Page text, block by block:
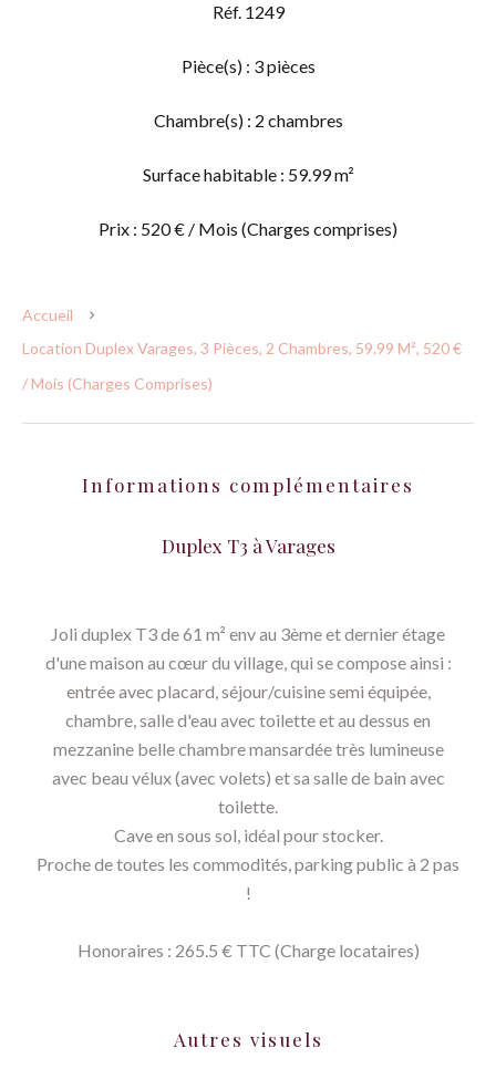
Réf. 1249
Pièce(s) : 3 pièces
Chambre(s) : 2 chambres
Surface habitable : 59.99 m²
Prix : 520 € / Mois (Charges comprises)
Accueil
Location Duplex Varages, 3 Pièces, 2 Chambres, 59.99 M², 520 €
/ Mois (Charges Comprises)
Informations complémentaires
Duplex T3 à Varages
Joli duplex T3 de 61 m² env au 3ème et dernier étage
d'une maison au cœur du village, qui se compose ainsi :
entrée avec placard, séjour/cuisine semi équipée,
chambre, salle d'eau avec toilette et au dessus en
mezzanine belle chambre mansardée très lumineuse
avec beau vélux (avec volets) et sa salle de bain avec
toilette.
Cave en sous sol, idéal pour stocker.
Proche de toutes les commodités, parking public à 2 pas
!
Honoraires : 265.5 € TTC (Charge locataires)
Autres visuels